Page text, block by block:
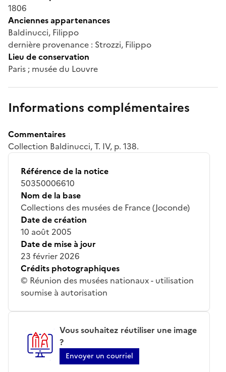
1806
Anciennes appartenances
Baldinucci, Filippo
dernière provenance : Strozzi, Filippo
Lieu de conservation
Paris ; musée du Louvre
Informations complémentaires
Commentaires
Collection Baldinucci, T. IV, p. 138.
Référence de la notice
50350006610
Nom de la base
Collections des musées de France (Joconde)
Date de création
10 août 2005
Date de mise à jour
23 février 2026
Crédits photographiques
© Réunion des musées nationaux - utilisation
soumise à autorisation
Vous souhaitez réutiliser une image
?
Envoyer un courriel